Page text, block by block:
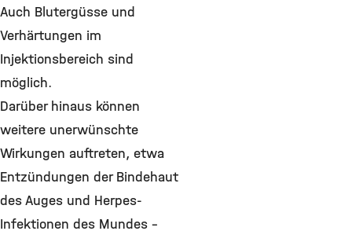
Auch Blutergüsse und
Verhärtungen im
Injektionsbereich sind
möglich.
Darüber hinaus können
weitere unerwünschte
Wirkungen auftreten, etwa
Entzündungen der Bindehaut
des Auges und Herpes-
Infektionen des Mundes –